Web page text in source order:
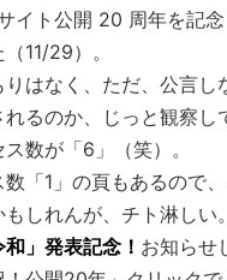
イト公開 20 周年を記
11/29）。
はなく、ただ、公言し
れるのか、じっと観察し
数が「6」（笑）。
「1」の頁もあるので
しれんが、チト淋しい。
」発表記念！ お知らせ